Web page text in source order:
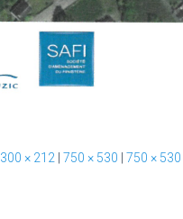
300 × 212 750 × 530 750 × 530